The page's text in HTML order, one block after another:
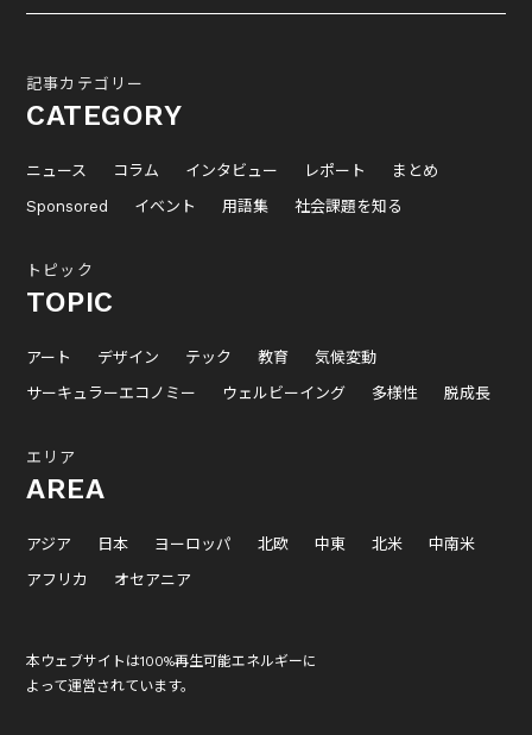
記事カテゴリー
CATEGORY
ニュース コラム インタビュー レポート
まとめ
Sponsored
イベント 用語集 社会課題を知る
トピック
TOPIC
アート デザイン テック 教育
気候変動
サーキュラーエコノミー
ウェルビーイング 多様性 脱成長
エリア
AREA
アジア 日本 ヨーロッパ 北欧 中東 北米
中南米
アフリカ
オセアニア
本ウェブサイトは100%再生可能エネルギーに
よって運営されています。